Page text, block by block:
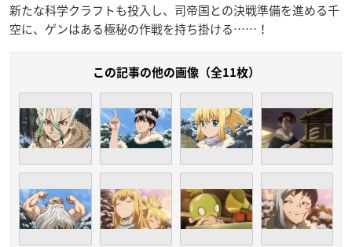
新たな科学クラフトも投入し、司帝国との決戦準備を進める千
空に、ゲンはある極秘の作戦を持ち掛ける……！
この記事の他の画像（全11枚）